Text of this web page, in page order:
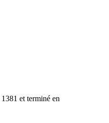
et terminé en